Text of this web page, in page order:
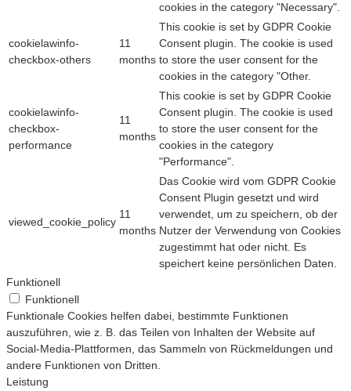
cookies in the category "Necessary".
cookielawinfo-
checkbox-others
11
months
This cookie is set by GDPR Cookie
Consent plugin. The cookie is used
to store the user consent for the
cookies in the category "Other.
cookielawinfo-
checkbox-
performance
11
months
This cookie is set by GDPR Cookie
Consent plugin. The cookie is used
to store the user consent for the
cookies in the category
"Performance".
viewed_cookie_policy
11
months
Das Cookie wird vom GDPR Cookie
Consent Plugin gesetzt und wird
verwendet, um zu speichern, ob der
Nutzer der Verwendung von Cookies
zugestimmt hat oder nicht. Es
speichert keine persönlichen Daten.
Funktionell
Funktionell
Funktionale Cookies helfen dabei, bestimmte Funktionen
auszuführen, wie z. B. das Teilen von Inhalten der Website auf
Social-Media-Plattformen, das Sammeln von Rückmeldungen und
andere Funktionen von Dritten.
Leistung